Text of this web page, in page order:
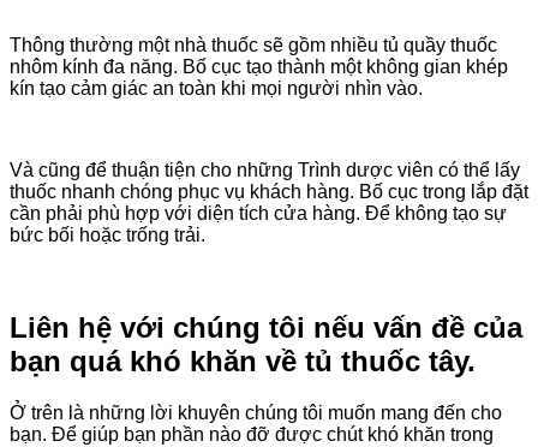
Thông thường một nhà thuốc sẽ gồm nhiều tủ quầy thuốc
nhôm kính đa năng. Bố cục tạo thành một không gian khép
kín tạo cảm giác an toàn khi mọi người nhìn vào.
Và cũng để thuận tiện cho những Trình dược viên có thể lấy
thuốc nhanh chóng phục vụ khách hàng. Bố cục trong lắp đặt
cần phải phù hợp với diện tích cửa hàng. Để không tạo sự
bức bối hoặc trống trải.
Liên hệ với chúng tôi nếu vấn đề của
bạn quá khó khăn về tủ thuốc tây.
Ở trên là những lời khuyên chúng tôi muốn mang đến cho
bạn. Để giúp bạn phần nào đỡ được chút khó khăn trong